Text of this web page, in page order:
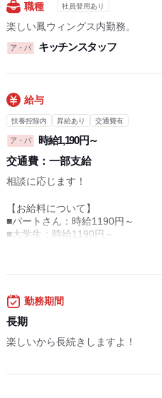
新大学生・新専門学校生は履修登
シフトの調整も可能なのでご安心
・休憩時間：なし
職種 社員登用あり
楽しい鳳ウィングス内勤務。
ア・パ キッチンスタッフ
給与
扶養控除内 昇給あり 交通費有
ア・パ
時給1,190円～
交通費： 一部支給
相談に応じます！
【お給料について】
■パートさん：時給1190円～
■大学生：時給1190円～
【昇給制度について】
■雇用形態：アルバイト、パート
■回数 ：年2回(6ヵ月に1度)
■昇給額 ：平均40円
勤務期間
長期
楽しいから長続きしますよ！